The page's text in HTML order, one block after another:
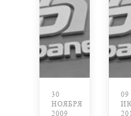
30
НОЯБРЯ
2009
09